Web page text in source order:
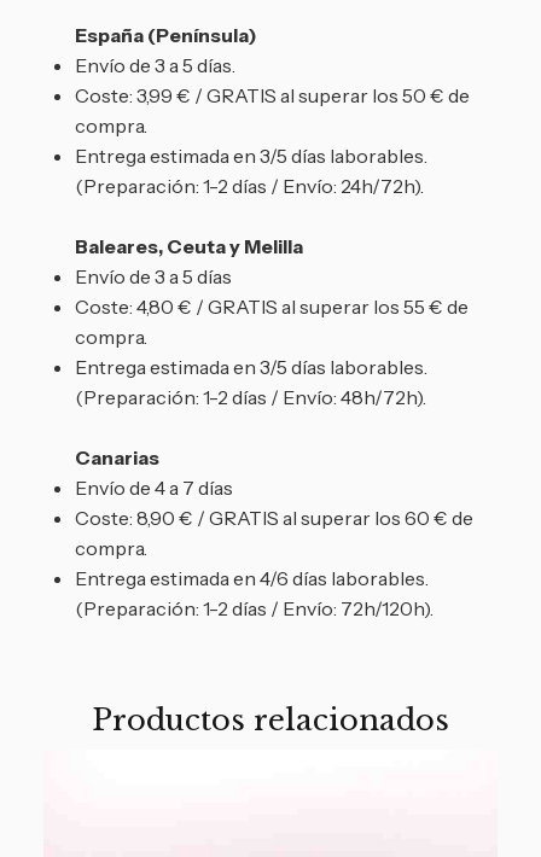
España (Península)
Envío de 3 a 5 días.
Coste: 3,99 € / GRATIS al superar los 50 € de
compra.
Entrega estimada en 3/5 días laborables.
(Preparación: 1-2 días / Envío: 24h/72h).
Baleares, Ceuta y Melilla
Envío de 3 a 5 días
Coste: 4,80 € / GRATIS al superar los 55 € de
compra.
Entrega estimada en 3/5 días laborables.
(Preparación: 1-2 días / Envío: 48h/72h).
Canarias
Envío de 4 a 7 días
Coste: 8,90 € / GRATIS al superar los 60 € de
compra.
Entrega estimada en 4/6 días laborables.
(Preparación: 1-2 días / Envío: 72h/120h).
Productos relacionados